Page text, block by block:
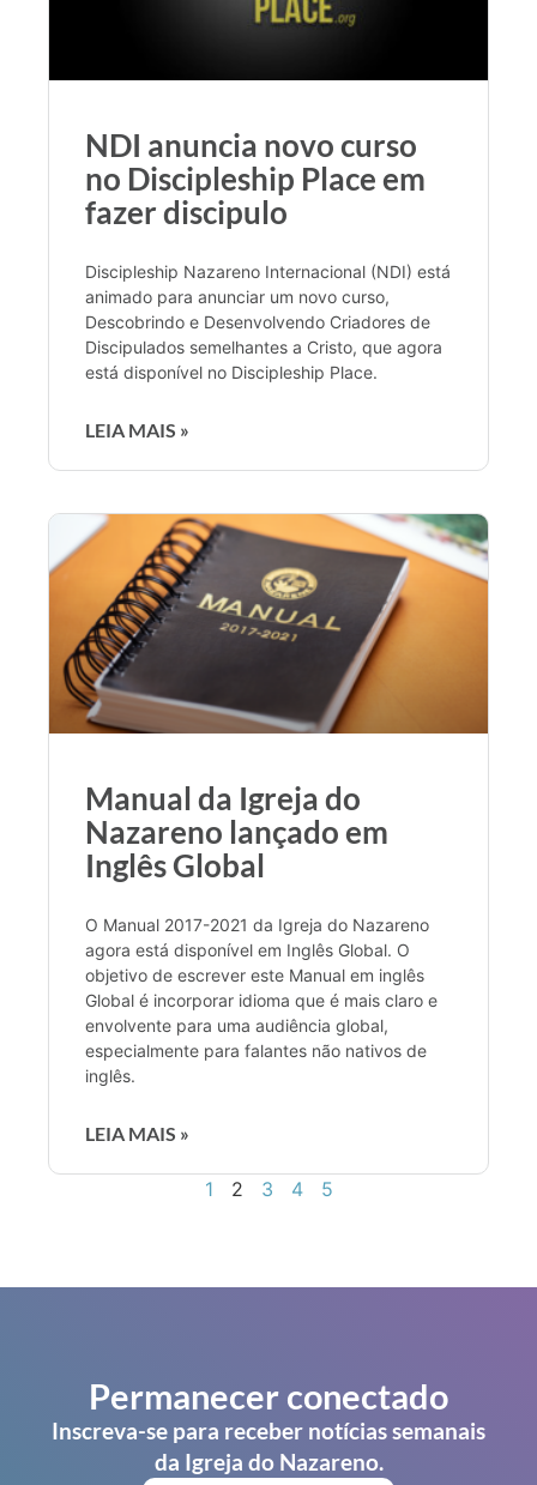
NDI anuncia novo curso
no Discipleship Place em
fazer discipulo
Discipleship Nazareno Internacional (NDI) está
animado para anunciar um novo curso,
Descobrindo e Desenvolvendo Criadores de
Discipulados semelhantes a Cristo, que agora
está disponível no Discipleship Place.
LEIA MAIS »
Manual da Igreja do
Nazareno lançado em
Inglês Global
O Manual 2017-2021 da Igreja do Nazareno
agora está disponível em Inglês Global. O
objetivo de escrever este Manual em inglês
Global é incorporar idioma que é mais claro e
envolvente para uma audiência global,
especialmente para falantes não nativos de
inglês.
LEIA MAIS »
1 2 3 4 5
Permanecer conectado
Inscreva-se para receber notícias semanais
da Igreja do Nazareno.